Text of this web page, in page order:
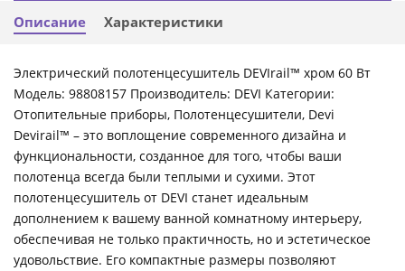
Описание Характеристики
Электрический полотенцесушитель DEVIrail™ хром 60 Вт
Модель: 98808157 Производитель: DEVI Категории:
Отопительные приборы, Полотенцесушители, Devi
Devirail™ – это воплощение современного дизайна и
функциональности, созданное для того, чтобы ваши
полотенца всегда были теплыми и сухими. Этот
полотенцесушитель от DEVI станет идеальным
дополнением к вашему ванной комнатному интерьеру,
обеспечивая не только практичность, но и эстетическое
удовольствие. Его компактные размеры позволяют